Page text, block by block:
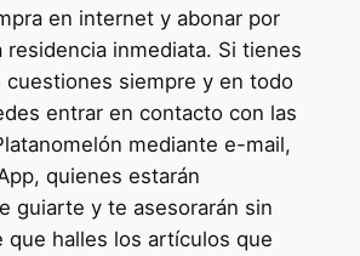
en internet y abonar por
residencia inmediata. Si tienes
cuestiones siempre y en todo
entrar en contacto con las
mediante e-mail,
quienes estarán
guiarte y te asesorarán sin
que halles los artículos que